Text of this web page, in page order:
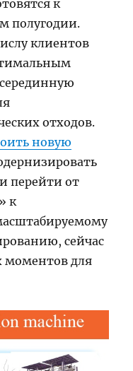
к
полугодии.
клиентов
отходов.
новую
перейти от
к
сейчас
моментов для